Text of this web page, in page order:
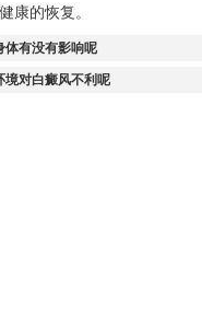
康的恢复。
体有没有影响呢
境对白癜风不利呢